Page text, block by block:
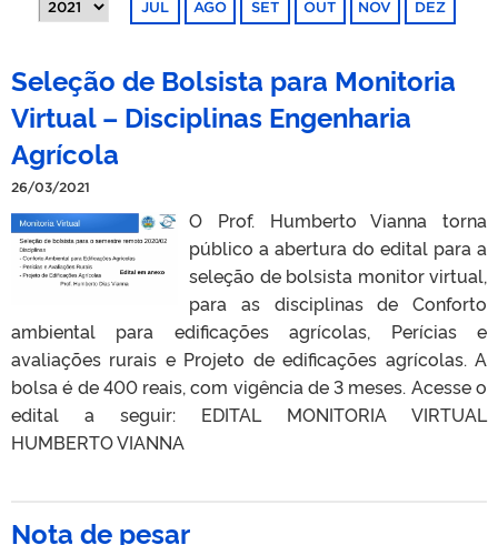
JUL AGO SET OUT NOV DEZ
Seleção de Bolsista para Monitoria
Virtual – Disciplinas Engenharia
Agrícola
26/03/2021
O Prof. Humberto Vianna torna
público a abertura do edital para a
seleção de bolsista monitor virtual,
para as disciplinas de Conforto
ambiental para edificações agrícolas, Perícias e
avaliações rurais e Projeto de edificações agrícolas. A
bolsa é de 400 reais, com vigência de 3 meses. Acesse o
edital a seguir: EDITAL MONITORIA VIRTUAL
HUMBERTO VIANNA
Nota de pesar